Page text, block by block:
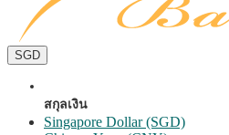
SGD
สกุลเงิน
Singapore Dollar (SGD)